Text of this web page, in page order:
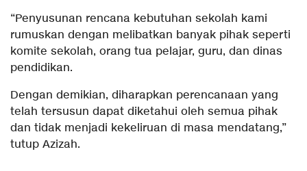
“Penyusunan rencana kebutuhan sekolah kami
rumuskan dengan melibatkan banyak pihak seperti
komite sekolah, orang tua pelajar, guru, dan dinas
pendidikan.
Dengan demikian, diharapkan perencanaan yang
telah tersusun dapat diketahui oleh semua pihak
dan tidak menjadi kekeliruan di masa mendatang,”
tutup Azizah.